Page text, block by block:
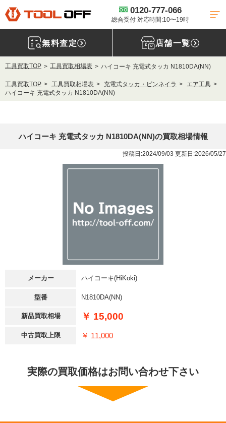
0120-777-066
総合受付 対応時間:10〜19時
無料査定 店舗一覧
工具買取TOP 工具買取相場表 ハイコーキ 充電式タッカ N1810DA(NN)
工具買取TOP 工具買取相場表 充電式タッカ・ピンネイラ
エア工具
ハイコーキ 充電式タッカ N1810DA(NN)
ハイコーキ 充電式タッカ N1810DA(NN)の買取相場情報
投稿日:2024/09/03 更新日:2026/05/27
メーカー ハイコーキ(HiKoki)
型番 N1810DA(NN)
新品買取相場 ￥ 15,000
中古買取上限 ￥ 11,000
実際の買取価格はお問い合わせ下さい